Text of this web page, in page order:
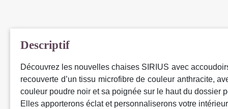
Descriptif
Découvrez les nouvelles chaises SIRIUS avec
recouverte d’un tissu microfibre de couleur anthracite,
couleur poudre noir et sa poignée sur le haut du dossier
Elles apporterons éclat et personnaliserons votre